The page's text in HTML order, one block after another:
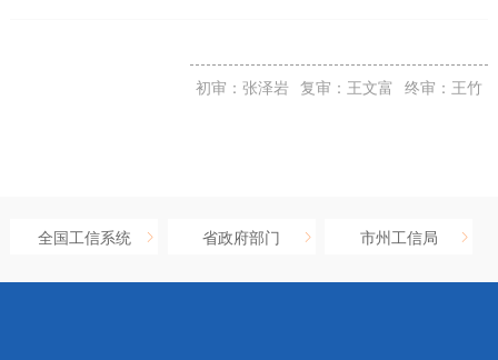
初审：张泽岩 复审：王文富 终审：王竹
全国工信系统 省政府部门 市州工信局